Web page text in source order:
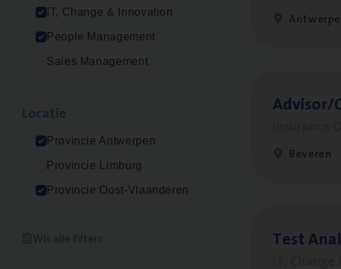
IT, Change & Innovation
People Management
Sales Management
Provincie Antwerpen
Provincie Limburg
Provincie Oost-Vlaanderen
Wis alle filters
Advisor/​
Beveren
Test